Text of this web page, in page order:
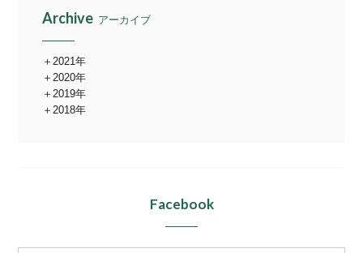
Archive アーカイブ
2021年
2020年
2019年
2018年
Facebook